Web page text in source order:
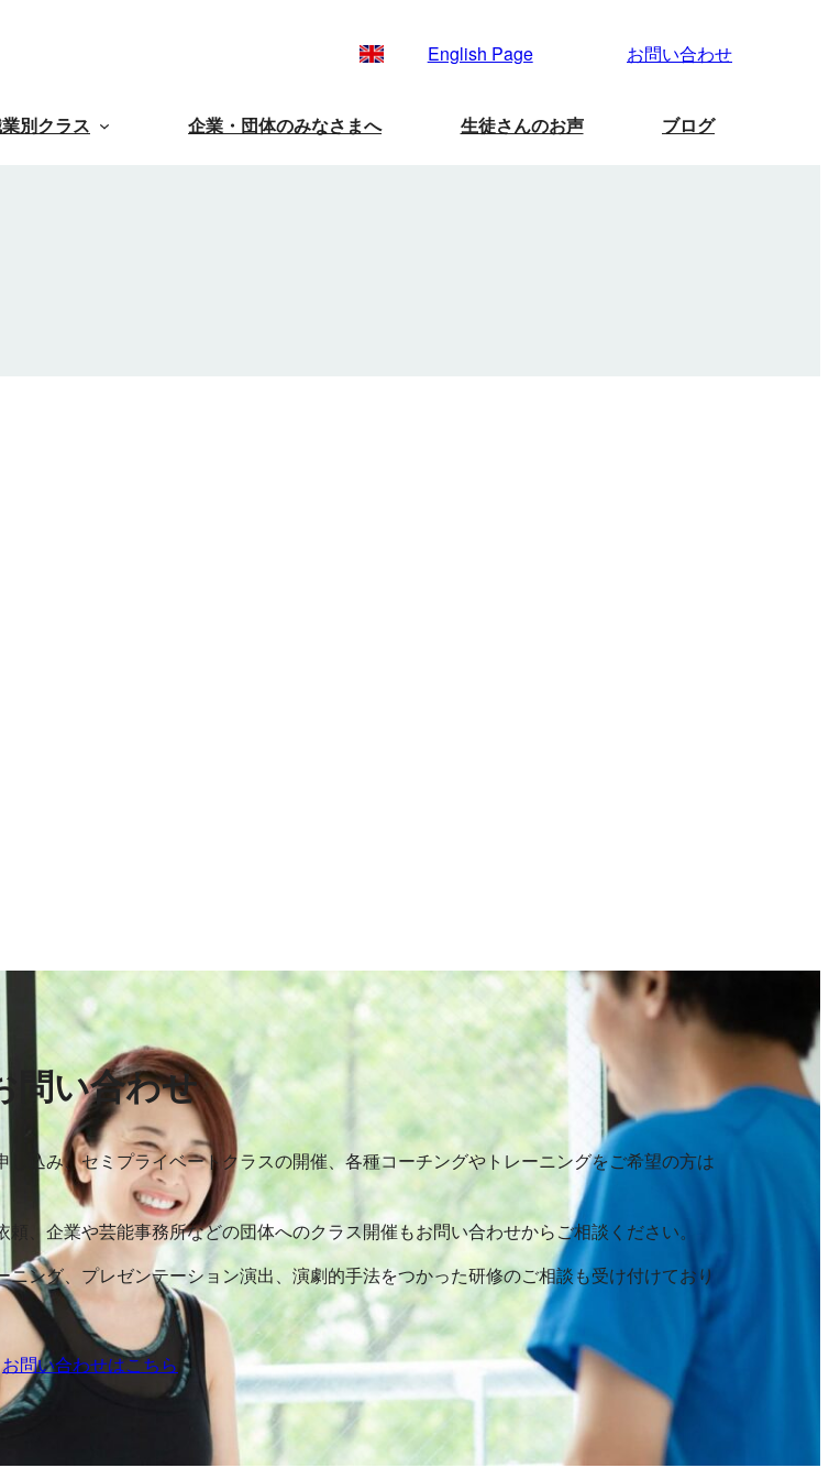
English Page お問い合わせ
別クラス 企業・団体のみなさまへ 生徒さんのお声 ブログ
問い合わせ
込み、セミプライベートクラスの開催、各種コーチングやトレーニングをご希望の方は
、企業や芸能事務所などの団体へのクラス開催もお問い合わせからご相談ください。
ング、プレゼンテーション演出、演劇的手法をつかった研修のご相談も受け付けており
お問い合わせはこちら